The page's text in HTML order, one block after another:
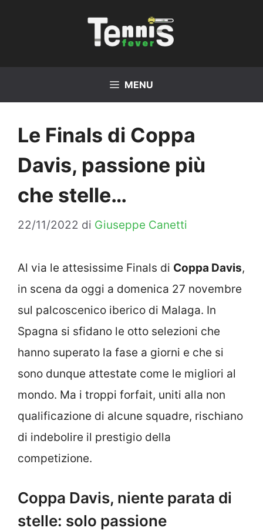
MENU
Le Finals di Coppa
Davis, passione più
che stelle…
22/11/2022 di Giuseppe Canetti
Al via le attesissime Finals di Coppa Davis,
in scena da oggi a domenica 27 novembre
sul palcoscenico iberico di Malaga. In
Spagna si sfidano le otto selezioni che
hanno superato la fase a giorni e che si
sono dunque attestate come le migliori al
mondo. Ma i troppi forfait, uniti alla non
qualificazione di alcune squadre, rischiano
di indebolire il prestigio della
competizione.
Coppa Davis, niente parata di
stelle: solo passione